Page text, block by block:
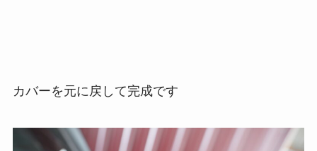
カバーを元に戻して完成です